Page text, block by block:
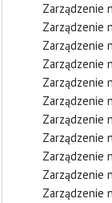
Zarządzenie
Zarządzenie
Zarządzenie
Zarządzenie
Zarządzenie
Zarządzenie
Zarządzenie
Zarządzenie
Zarządzenie
Zarządzenie
Zarządzenie